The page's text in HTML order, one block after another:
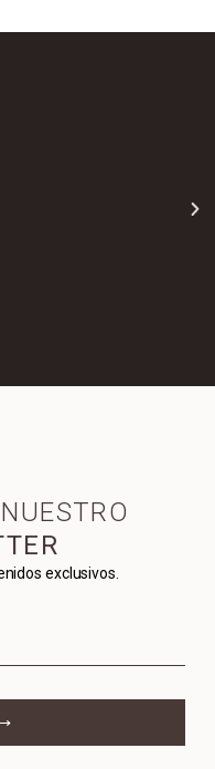
exclusivos.
⟶